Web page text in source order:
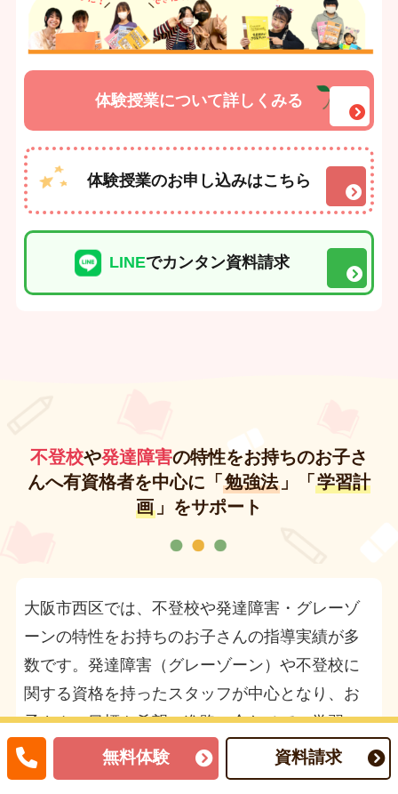
体験授業について詳しくみる
体験授業のお申し込みはこちら
LINEでカンタン資料請求
不登校や発達障害の特性をお持ちのお子さ
んへ有資格者を中心に「勉強法 」「学習計
画 」をサポート
大阪市西区では、不登校や発達障害・グレーゾ
ーンの特性をお持ちのお子さんの指導実績が多
数です。発達障害（グレーゾーン）や不登校に
関する資格を持ったスタッフが中心となり、お
子さんの目標や希望の進路に合わせて、学習
面・習慣を指導、サポートしていきます。お子
さん一人ひとりの個性に合わせた適切なサポー
無料体験 資料請求